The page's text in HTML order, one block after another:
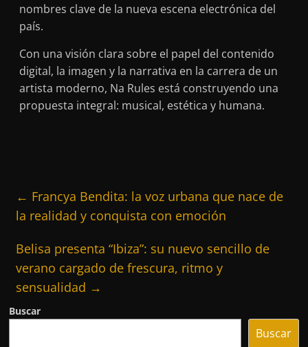
nombres clave de la nueva escena electrónica del
país.
Con una visión clara sobre el papel del contenido
digital, la imagen y la narrativa en la carrera de un
artista moderno, Na Rules está construyendo una
propuesta integral: musical, estética y humana.
← Francya Bendita: la voz urbana que nace de
la realidad y conquista con emoción
Belisa presenta “Ibiza”: su nuevo sencillo de
verano cargado de frescura, ritmo y
sensualidad →
Buscar
Buscar